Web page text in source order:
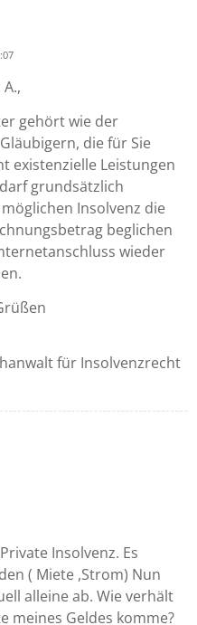
gehört wie der
die für Sie
existenzielle Leistungen
grundsätzlich
Insolvenz die
beglichen
wieder
für Insolvenzrecht
Insolvenz. Es
( Miete ,Strom) Nun
alleine ab. Wie verhält
meines Geldes komme?